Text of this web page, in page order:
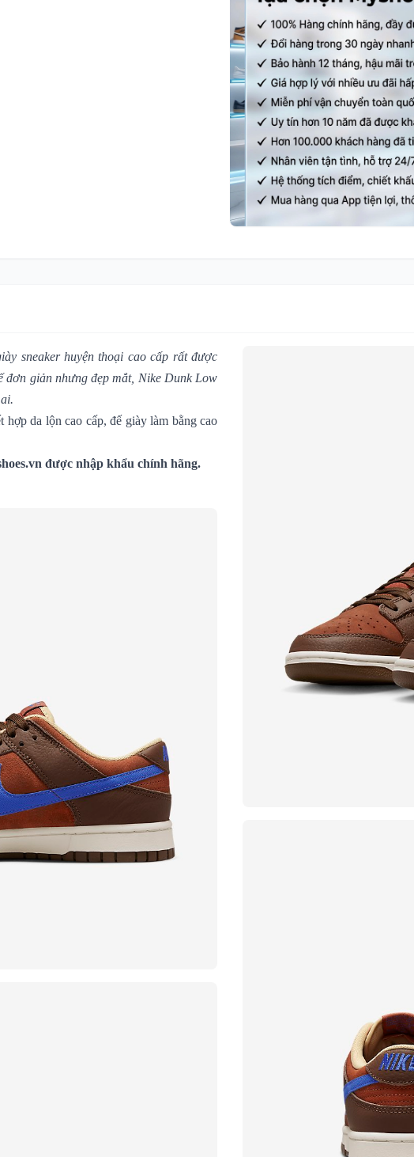
sneaker huyện thoại cao cấp rất được
đơn giản nhưng đẹp mắt, Nike Dunk Low
da lộn cao cấp, đế giày làm bằng cao
được nhập khẩu chính hãng.